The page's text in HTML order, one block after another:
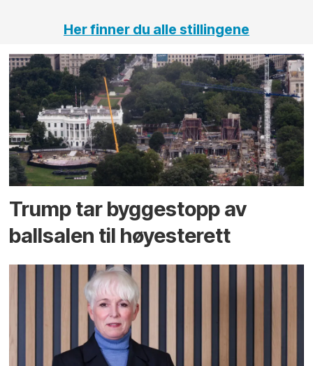
Her finner du alle stillingene
Trump tar byggestopp av
ballsalen til høyesterett